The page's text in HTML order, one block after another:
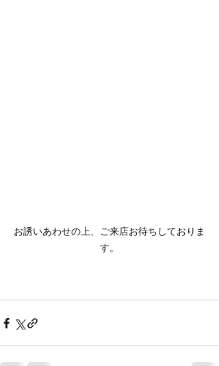
お誘いあわせの上、ご来店お待ちしておりま
す。